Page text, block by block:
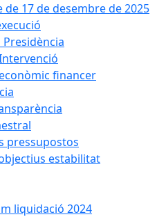
de 17 de desembre de 2025
financer
pressupostos
estabilitat
liquidació 2024